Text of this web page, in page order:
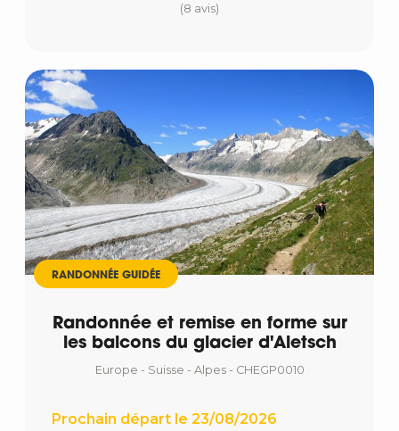
(8 avis)
RANDONNÉE GUIDÉE
Randonnée et remise en forme sur
les balcons du glacier d'Aletsch
Europe - Suisse - Alpes - CHEGP0010
Prochain départ le 23/08/2026